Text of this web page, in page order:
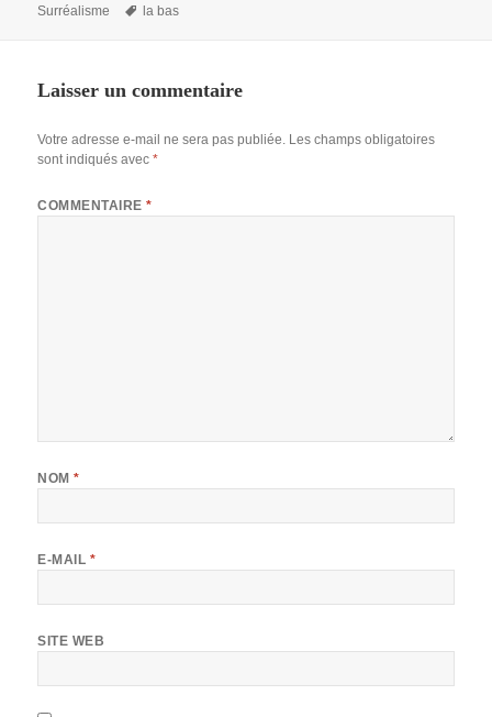
le
Surréalisme
Mots-
la bas
Laisser un commentaire
Votre adresse e-mail ne sera pas publiée. Les champs obligatoires
sont indiqués avec*
COMMENTAIRE*
NOM*
E-MAIL *
SITE WEB